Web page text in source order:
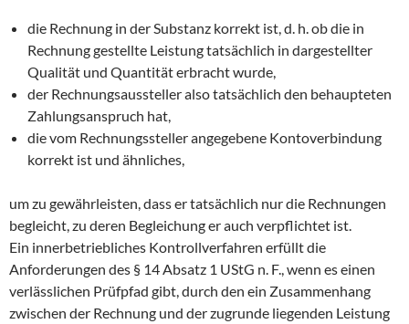
die Rechnung in der Substanz korrekt ist, d. h. ob die in
Rechnung gestellte Leistung tatsächlich in dargestellter
Qualität und Quantität erbracht wurde,
der Rechnungsaussteller also tatsächlich den behaupteten
Zahlungsanspruch hat,
die vom Rechnungssteller angegebene Kontoverbindung
korrekt ist und ähnliches,
um zu gewährleisten, dass er tatsächlich nur die Rechnungen
begleicht, zu deren Begleichung er auch verpflichtet ist.
Ein innerbetriebliches Kontrollverfahren erfüllt die
Anforderungen des § 14 Absatz 1 UStG n. F., wenn es einen
verlässlichen Prüfpfad gibt, durch den ein Zusammenhang
zwischen der Rechnung und der zugrunde liegenden Leistung